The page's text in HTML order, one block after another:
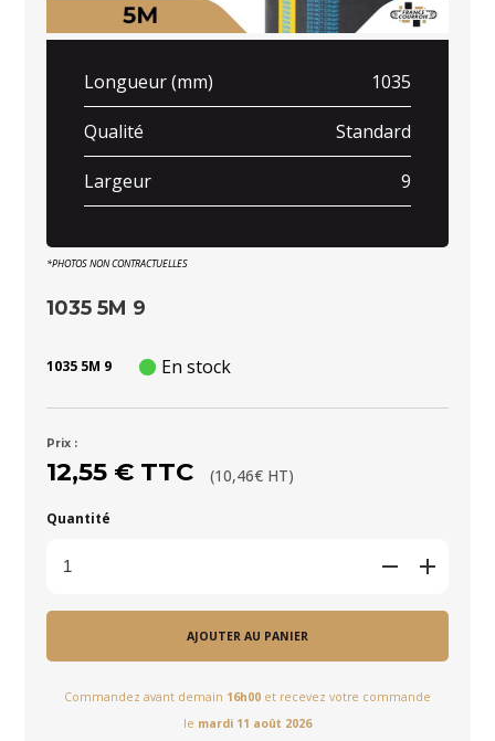
Longueur (mm) 1035
Qualité Standard
Largeur 9
*PHOTOS NON CONTRACTUELLES
1035 5M 9
1035 5M 9 En stock
Prix :
12,55 € TTC (10,46€ HT)
Quantité
AJOUTER AU PANIER
Commandez avant demain 16h00 et recevez votre commande
le mardi 11 août 2026